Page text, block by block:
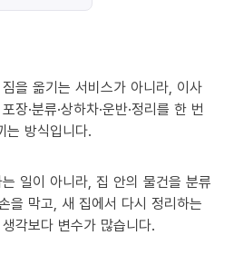
을 옮기는 서비스가 아니라, 이사
장·분류·상하차·운반·정리를 한 번
는 방식입니다.
일이 아니라, 집 안의 물건을 분류
을 막고, 새 집에서 다시 정리하는
각보다 변수가 많습니다.